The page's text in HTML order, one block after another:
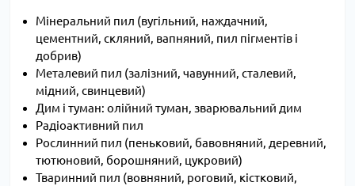
Мінеральний пил (вугільний, наждачний,
цементний, скляний, вапняний, пил пігментів і
добрив)
Металевий пил (залізний, чавунний, сталевий,
мідний, свинцевий)
Дим і туман: олійний туман, зварювальний дим
Радіоактивний пил
Рослинний пил (пеньковий, бавовняний, деревний,
тютюновий, борошняний, цукровий)
Тваринний пил (вовняний, роговий, кістковий,